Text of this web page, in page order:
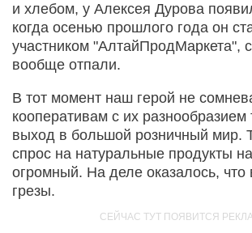
и хлебом, у Алексея Дурова
когда осенью прошлого года он
участником "АлтайПродМаркета",
вообще отпали.
В тот момент наш герой не
кооперативам с их разнообразием
выход в большой розничный мир.
спрос на натуральные продукты
огромный. На деле оказалось, что
грезы.